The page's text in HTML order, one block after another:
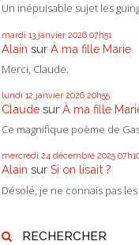
Un inépuisable sujet les
mardi 13 janvier 2026 07h51
Alain sur À ma fille Marie
Merci, Claude.
lundi 12 janvier 2026 20h55
Claude sur À ma fille
Ce magnifique poème de
mercredi 24 décembre 2025
Alain sur Si on lisait ?
Désolé, je ne connais pas
RECHERCHER